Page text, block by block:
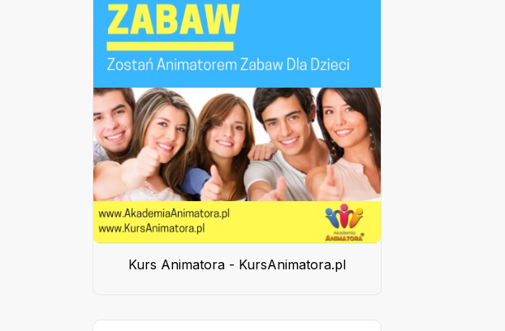
Kurs Animatora - KursAnimatora.pl